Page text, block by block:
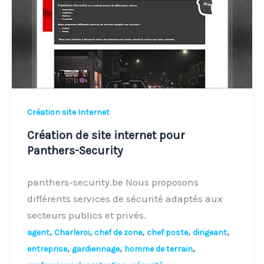
Création site Internet
Création de site internet pour
Panthers-Security
panthers-security.be Nous proposons
différents services de sécurité adaptés aux
secteurs publics et privés.
agent, Charleroi, chef de zone, chef poste, dirigeant,
entreprise, gardiennage, homme de terrain,
Panthers-
Security